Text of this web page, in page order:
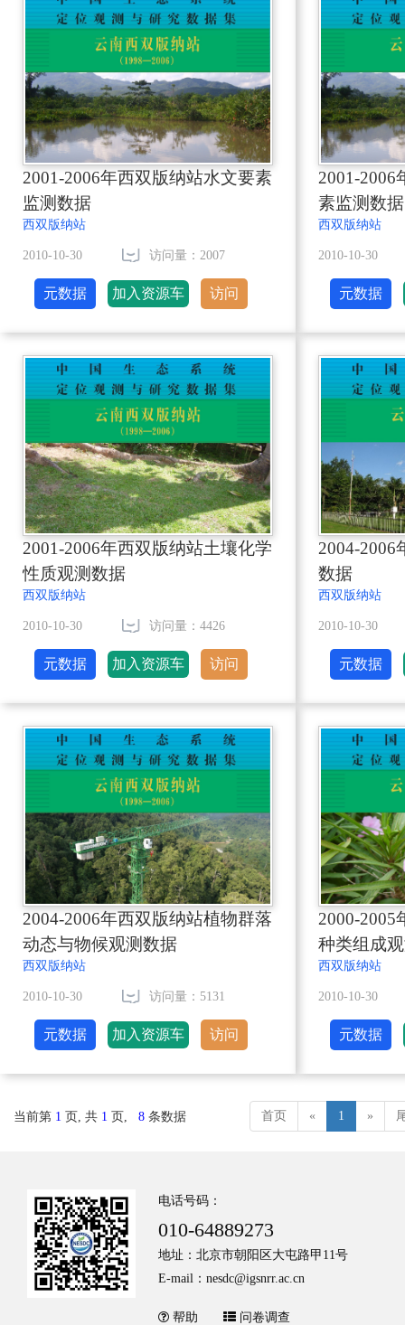
2001-2006年西双版纳站水文要素
监测数据
西双版纳站
2010-10-30 访问量：2007
元数据 加入资源车 访问
2001-2006
素监测数据
西双版纳站
2010-10-30
元数据
2001-2006年西双版纳站土壤化学
性质观测数据
西双版纳站
2010-10-30 访问量：4426
元数据 加入资源车 访问
2004-2006
数据
西双版纳站
2010-10-30
元数据
2004-2006年西双版纳站植物群落
动态与物候观测数据
西双版纳站
2010-10-30 访问量：5131
元数据 加入资源车 访问
2000-2005
种类组成
西双版纳站
2010-10-30
元数据
当前第 1 页, 共 1 页, 8 条数据 首页 « 1 »
电话号码：
010-64889273
地址：北京市朝阳区大屯路甲11号
E-mail：nesdc@igsnrr.ac.cn
帮助 问卷调查